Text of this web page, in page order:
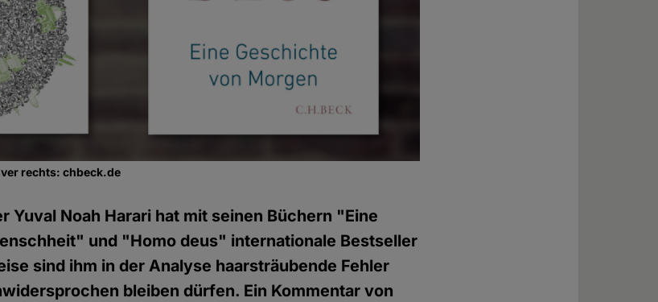
rechts: chbeck.de
Yuval Noah Harari hat mit seinen Büchern "Eine
und "Homo deus" internationale Bestseller
sind ihm in der Analyse haarsträubende Fehler
bleiben dürfen. Ein Kommentar von